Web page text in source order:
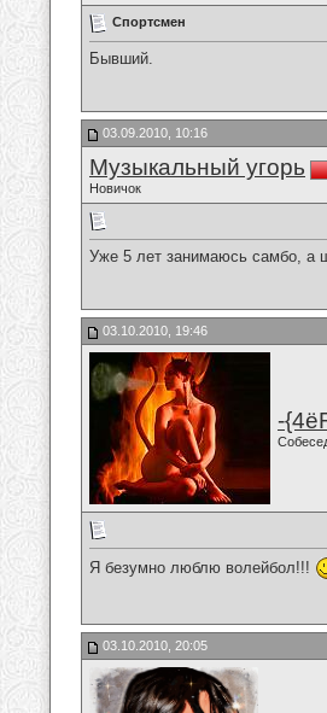
Спортсмен
Бывший.
03.09.2010, 10:16
Музыкальный угорь
Новичок
Уже 5 лет занимаюсь самбо, а
03.10.2010, 19:46
-
Я безумно люблю волейбол!!!
03.10.2010, 20:05